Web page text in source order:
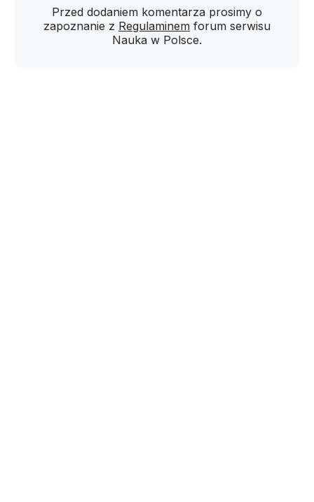
Przed dodaniem komentarza prosimy o
zapoznanie z Regulaminem forum serwisu
Nauka w Polsce.